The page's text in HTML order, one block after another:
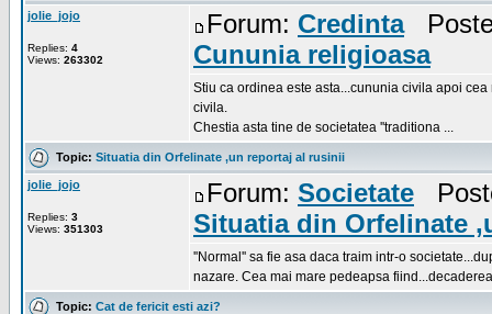
jolie_jojo
Replies: 4
Views: 263302
Forum: Credinta
Cununia religioasa
Stiu ca ordinea este asta...cununia civila apoi
civila.
Chestia asta tine de societatea ''traditiona ...
Topic: Situatia din Orfelinate ,un reportaj al rusinii
jolie_jojo
Replies: 3
Views: 351303
Forum: Societate
Situatia din Orfelinate
''Normal'' sa fie asa daca traim intr-o
nazare. Cea mai mare pedeapsa
Topic: Cat de fericit esti azi?